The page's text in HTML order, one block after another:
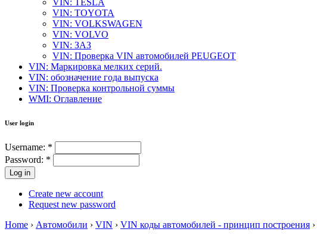
VIN: TOYOTA
VIN: VOLKSWAGEN
VIN: VOLVO
VIN: ЗАЗ
VIN: Проверка VIN автомобилей PEUGEOT
VIN: Маркировка мелких серий.
VIN: обозначение года выпуска
VIN: Проверка контрольной суммы
WMI: Оглавление
User login
Username: *
Password: *
Create new account
Request new password
Home › Автомобили › VIN › VIN коды автомобилей - принцип построения ›